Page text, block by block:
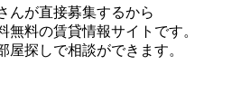
んが直接募集するから
無料の賃貸情報サイトです。
屋探しで相談ができます。